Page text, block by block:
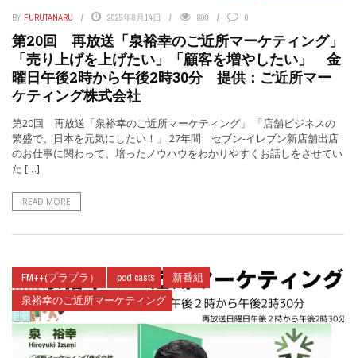
BY FURUTANARU 2025年8月14日 808 0
第20回 再放送「泉裕幸のご近所マーケティング」
「売り上げを上げたい」「顧客を増やしたい」 金
曜日午後2時から午後2時30分 提供：ご近所マー
ケティング株式会社
第20回 再放送「泉裕幸のご近所マーケティング」 「店舗ビジネスの
繁盛で、日本を元気にしたい！」 27年間 セブン-イレブン新店舗出店
のお仕事に関わって、培ったノウハウをわかりやすくお話しをさせてい
た […]
READ MORE
FM++(プラプラ） pod casts
新番組
泉裕幸のご近所マーケティング